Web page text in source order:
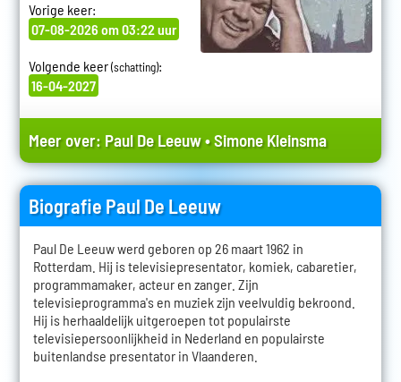
Vorige keer:
07-08-2026 om 03:22 uur
Volgende keer(schatting):
16-04-2027
Meer over: Paul De Leeuw•Simone Kleinsma
Biografie Paul De Leeuw
Paul De Leeuw werd geboren op 26 maart 1962 in
Rotterdam. Hij is televisiepresentator, komiek, cabaretier,
programmamaker, acteur en zanger. Zijn
televisieprogramma's en muziek zijn veelvuldig bekroond.
Hij is herhaaldelijk uitgeroepen tot populairste
televisiepersoonlijkheid in Nederland en populairste
buitenlandse presentator in Vlaanderen.